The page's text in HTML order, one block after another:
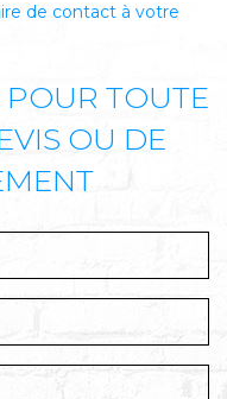
de contact à votre
TOUTE
OU DE